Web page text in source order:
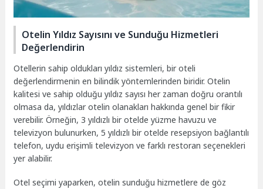
Otelin Yıldız Sayısını ve Sunduğu Hizmetleri
Değerlendirin
Otellerin sahip oldukları yıldız sistemleri, bir oteli
değerlendirmenin en bilindik yöntemlerinden biridir. Otelin
kalitesi ve sahip olduğu yıldız sayısı her zaman doğru orantılı
olmasa da, yıldızlar otelin olanakları hakkında genel bir fikir
verebilir. Örneğin, 3 yıldızlı bir otelde yüzme havuzu ve
televizyon bulunurken, 5 yıldızlı bir otelde resepsiyon bağlantılı
telefon, uydu erişimli televizyon ve farklı restoran seçenekleri
yer alabilir.
Otel seçimi yaparken, otelin sunduğu hizmetlere de göz